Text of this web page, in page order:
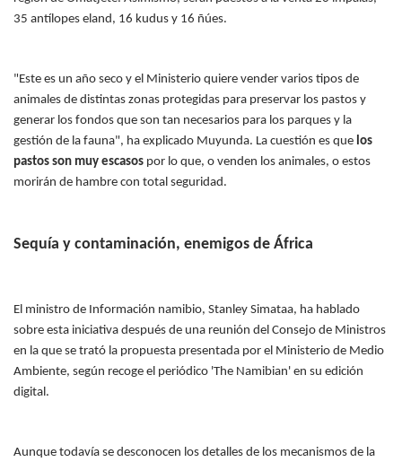
35 antílopes eland, 16 kudus y 16 ñúes.
"Este es un año seco y el Ministerio quiere vender varios tipos de
animales de distintas zonas protegidas para preservar los pastos y
generar los fondos que son tan necesarios para los parques y la
gestión de la fauna", ha explicado Muyunda. La cuestión es que los
pastos son muy escasos por lo que, o venden los animales, o estos
morirán de hambre con total seguridad.
Sequía y contaminación, enemigos de África
El ministro de Información namibio, Stanley Simataa, ha hablado
sobre esta iniciativa después de una reunión del Consejo de Ministros
en la que se trató la propuesta presentada por el Ministerio de Medio
Ambiente, según recoge el periódico 'The Namibian' en su edición
digital.
Aunque todavía se desconocen los detalles de los mecanismos de la